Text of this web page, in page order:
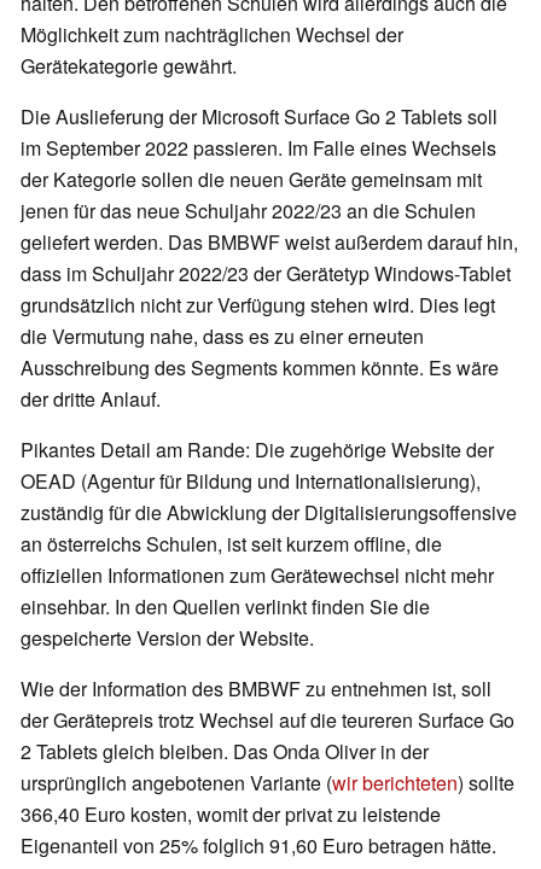
Möglichkeit zum nachträglichen Wechsel der
Gerätekategorie gewährt.
Die Auslieferung der Microsoft Surface Go 2 Tablets soll
im September 2022 passieren. Im Falle eines Wechsels
der Kategorie sollen die neuen Geräte gemeinsam mit
jenen für das neue Schuljahr 2022/23 an die Schulen
geliefert werden. Das BMBWF weist außerdem darauf hin,
dass im Schuljahr 2022/23 der Gerätetyp Windows-Tablet
grundsätzlich nicht zur Verfügung stehen wird. Dies legt
die Vermutung nahe, dass es zu einer erneuten
Ausschreibung des Segments kommen könnte. Es wäre
der dritte Anlauf.
Pikantes Detail am Rande: Die zugehörige Website der
OEAD (Agentur für Bildung und Internationalisierung),
zuständig für die Abwicklung der Digitalisierungsoffensive
an österreichs Schulen, ist seit kurzem offline, die
offiziellen Informationen zum Gerätewechsel nicht mehr
einsehbar. In den Quellen verlinkt finden Sie die
gespeicherte Version der Website.
Wie der Information des BMBWF zu entnehmen ist, soll
der Gerätepreis trotz Wechsel auf die teureren Surface Go
2 Tablets gleich bleiben. Das Onda Oliver in der
ursprünglich angebotenen Variante (wir berichteten) sollte
366,40 Euro kosten, womit der privat zu leistende
Eigenanteil von 25% folglich 91,60 Euro betragen hätte.